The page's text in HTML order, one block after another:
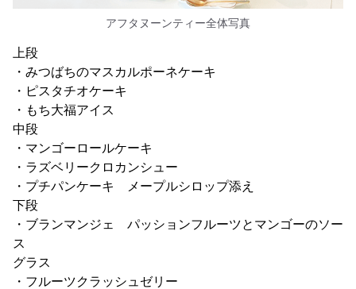
アフタヌーンティー全体写真
上段
・みつばちのマスカルポーネケーキ
・ピスタチオケーキ
・もち大福アイス
中段
・マンゴーロールケーキ
・ラズベリークロカンシュー
・プチパンケーキ メープルシロップ添え
下段
・ブランマンジェ パッションフルーツとマンゴーのソー
ス
グラス
・フルーツクラッシュゼリー